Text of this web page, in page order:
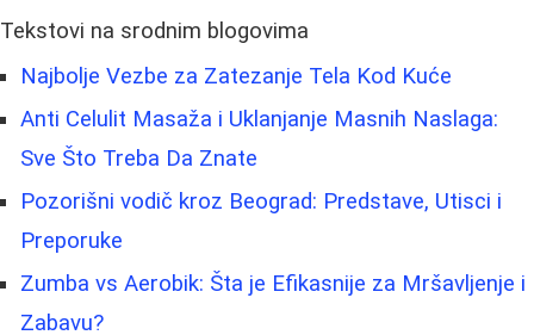
Tekstovi na srodnim blogovima
Najbolje Vezbe za Zatezanje Tela Kod Kuće
Anti Celulit Masaža i Uklanjanje Masnih Naslaga:
Sve Što Treba Da Znate
Pozorišni vodič kroz Beograd: Predstave, Utisci i
Preporuke
Zumba vs Aerobik: Šta je Efikasnije za Mršavljenje i
Zabavu?